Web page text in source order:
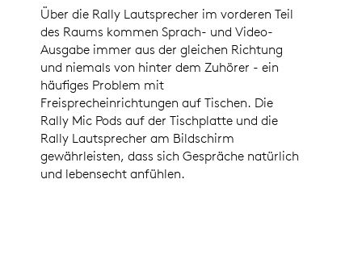
Über die Rally Lautsprecher im vorderen Teil
des Raums kommen Sprach- und Video-
Ausgabe immer aus der gleichen Richtung
und niemals von hinter dem Zuhörer - ein
häufiges Problem mit
Freisprecheinrichtungen auf Tischen. Die
Rally Mic Pods auf der Tischplatte und die
Rally Lautsprecher am Bildschirm
gewährleisten, dass sich Gespräche natürlich
und lebensecht anfühlen.